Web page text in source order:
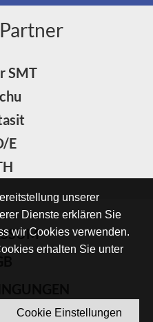
SMT
E
unserer
Dienste erklären Sie
wir Cookies verwenden.
erhalten Sie unter
Cookie Einstellungen